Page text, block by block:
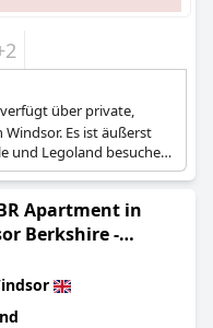
über private,
Es ist äußerst
und Legoland besuchen,
und einfachen
Apartment in
Berkshire -
- Royal Ascot -
6 - Private Gated